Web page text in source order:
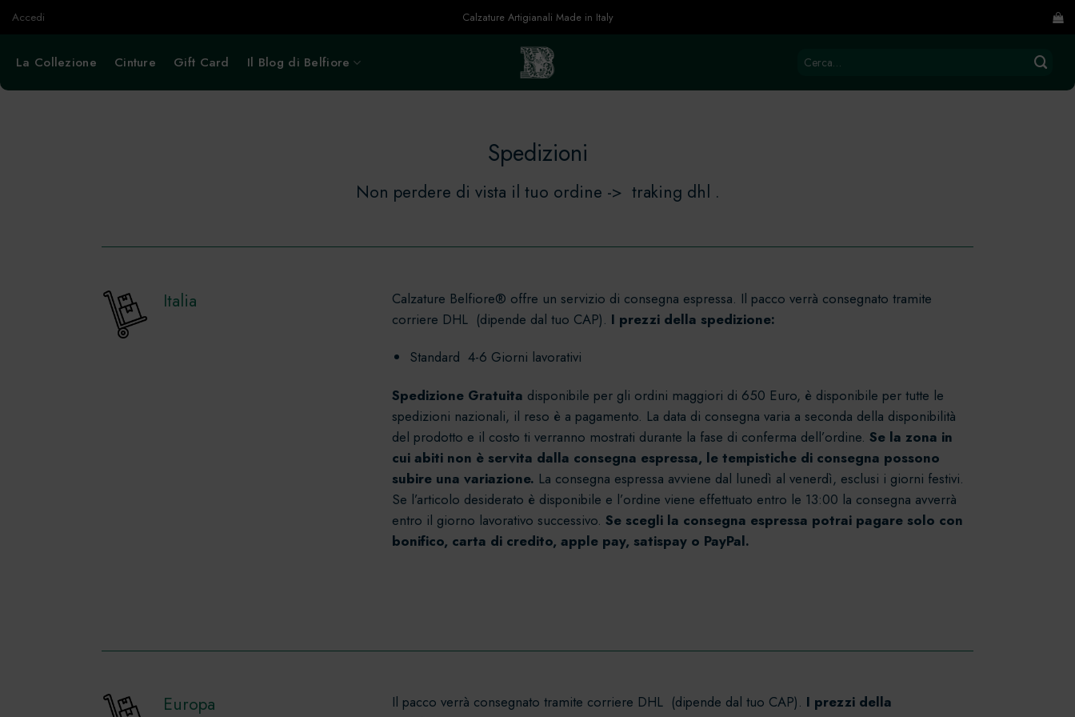
SaltaAccedi Calzature Artigianali Made in Italy
La Collezione Cinture Gift Card Il Blog di Belfiore Cerca:
Spedizioni
Non perdere di vista il tuo ordine -> traking dhl .
Italia
Calzature Belfiore® offre un servizio di consegna espressa. Il pacco verrà consegnato tramite
corriere DHL (dipende dal tuo CAP). I prezzi della spedizione:
Standard 4-6 Giorni lavorativi
Spedizione Gratuita disponibile per gli ordini maggiori di 650 Euro, è disponibile per tutte le
spedizioni nazionali, il reso è a pagamento. La data di consegna varia a seconda della disponibilità
del prodotto e il costo ti verranno mostrati durante la fase di conferma dell’ordine.Se la zona in
cui abiti non è servita dalla consegna espressa, le tempistiche di consegna possono
subire una variazione. La consegna espressa avviene dal lunedì al venerdì, esclusi i giorni festivi.
Se l’articolo desiderato è disponibile e l’ordine viene effettuato entro le 13:00 la consegna avverrà
entro il giorno lavorativo successivo.Se scegli la consegna espressa potrai pagare solo con
bonifico, carta di credito, apple pay, satispay o PayPal.
Europa Il pacco verrà consegnato tramite corriere DHL (dipende dal tuo CAP). I prezzi della